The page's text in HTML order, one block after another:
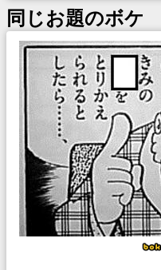
同じお題のボケ